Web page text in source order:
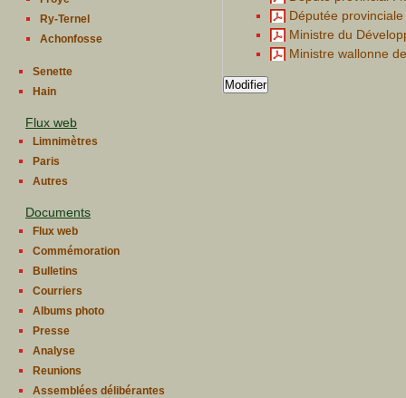
Ry-Ternel
Achonfosse
Senette
Hain
Flux web
Limnimètres
Paris
Autres
Documents
Flux web
Commémoration
Bulletins
Courriers
Albums photo
Presse
Analyse
Reunions
Assemblées délibérantes
Députée
Ministre du
Ministre wallonne
Modifier